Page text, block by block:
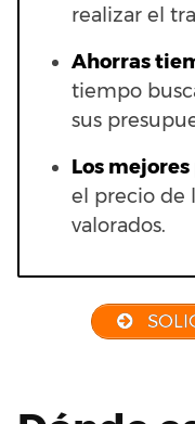
realizar el
Ahorras t
tiempo
sus
Los
el precio de
valorados.